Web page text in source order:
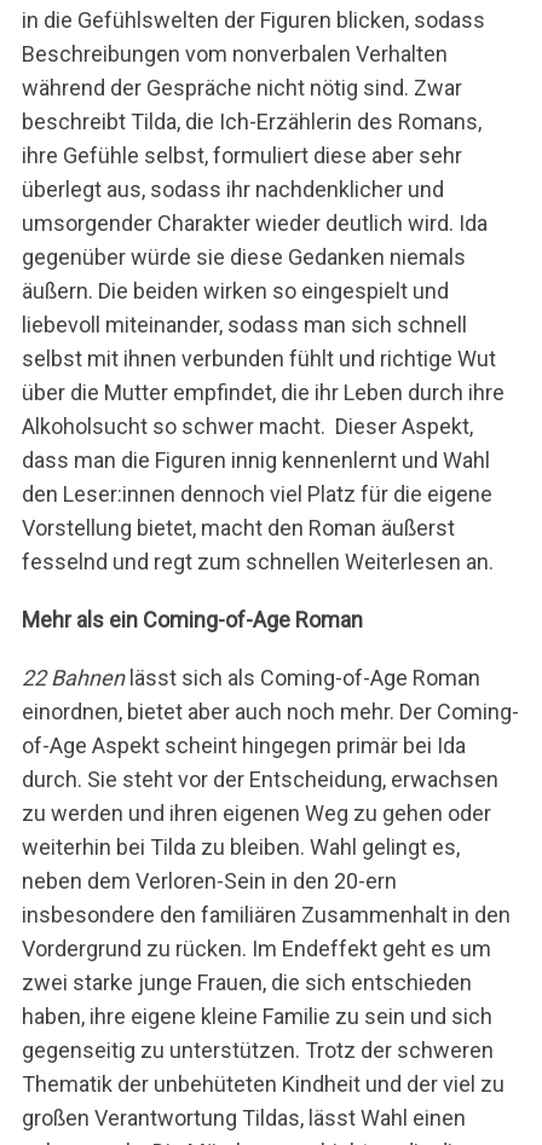
in die Gefühlswelten der Figuren blicken, sodass
Beschreibungen vom nonverbalen Verhalten
während der Gespräche nicht nötig sind. Zwar
beschreibt Tilda, die Ich-Erzählerin des Romans,
ihre Gefühle selbst, formuliert diese aber sehr
überlegt aus, sodass ihr nachdenklicher und
umsorgender Charakter wieder deutlich wird. Ida
gegenüber würde sie diese Gedanken niemals
äußern. Die beiden wirken so eingespielt und
liebevoll miteinander, sodass man sich schnell
selbst mit ihnen verbunden fühlt und richtige Wut
über die Mutter empfindet, die ihr Leben durch ihre
Alkoholsucht so schwer macht. Dieser Aspekt,
dass man die Figuren innig kennenlernt und Wahl
den Leser:innen dennoch viel Platz für die eigene
Vorstellung bietet, macht den Roman äußerst
fesselnd und regt zum schnellen Weiterlesen an.
Mehr als ein Coming-of-Age Roman
22 Bahnen lässt sich als Coming-of-Age Roman
einordnen, bietet aber auch noch mehr. Der Coming-
of-Age Aspekt scheint hingegen primär bei Ida
durch. Sie steht vor der Entscheidung, erwachsen
zu werden und ihren eigenen Weg zu gehen oder
weiterhin bei Tilda zu bleiben. Wahl gelingt es,
neben dem Verloren-Sein in den 20-ern
insbesondere den familiären Zusammenhalt in den
Vordergrund zu rücken. Im Endeffekt geht es um
zwei starke junge Frauen, die sich entschieden
haben, ihre eigene kleine Familie zu sein und sich
gegenseitig zu unterstützen. Trotz der schweren
Thematik der unbehüteten Kindheit und der viel zu
großen Verantwortung Tildas, lässt Wahl einen
u
e
n
n
c
h
: